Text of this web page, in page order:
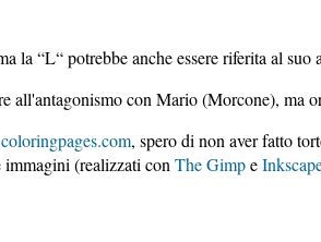
la “L“ potrebbe anche essere riferita al suo
all'antagonismo con Mario (Morcone), ma
, spero di non aver fatto
immagini (realizzati conThe Gimpe